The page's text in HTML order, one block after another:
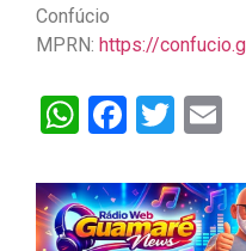
MPRN: https://
WhatsApp